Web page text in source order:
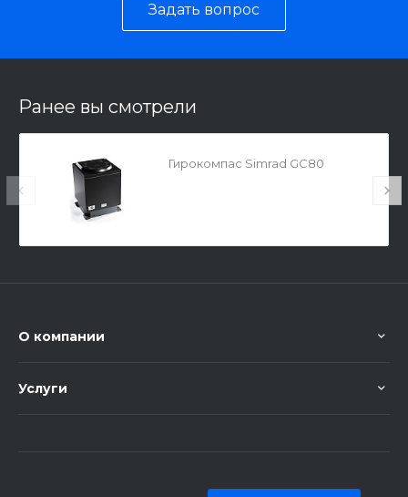
Задать вопрос
Ранее вы смотрели
Гирокомпас Simrad GC80
О компании
Услуги